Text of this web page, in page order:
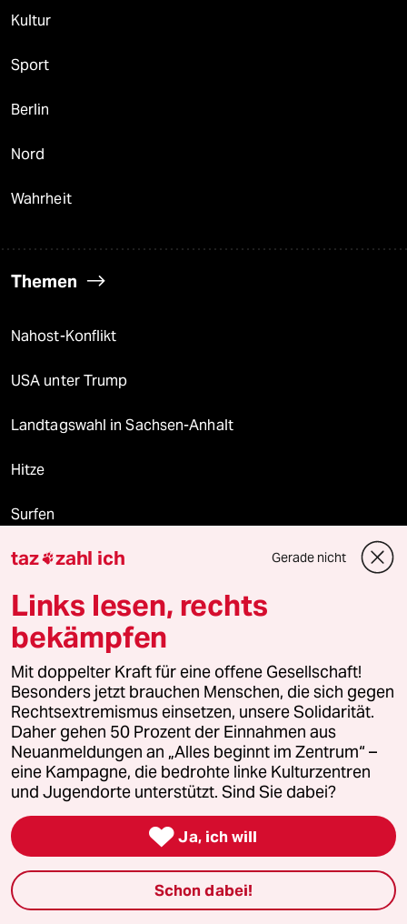
Kultur
Sport
Berlin
Nord
Wahrheit
Themen
Nahost-Konflikt
USA unter Trump
Landtagswahl in Sachsen-Anhalt
Hitze
Surfen
Verlag
Aktuelles
Hausblog
Die Seitenwende
Stellen
Presse
Unterstützen
taz zahl ich Gerade nicht
Links lesen, rechts
bekämpfen
Mit doppelter Kraft für eine offene Gesellschaft!
Besonders jetzt brauchen Menschen, die sich gegen
Rechtsextremismus einsetzen, unsere Solidarität.
Daher gehen 50 Prozent der Einnahmen aus
Neuanmeldungen an „Alles beginnt im Zentrum“ –
eine Kampagne, die bedrohte linke Kulturzentren
und Jugendorte unterstützt. Sind Sie dabei?
 Ja, ich will
Schon dabei!